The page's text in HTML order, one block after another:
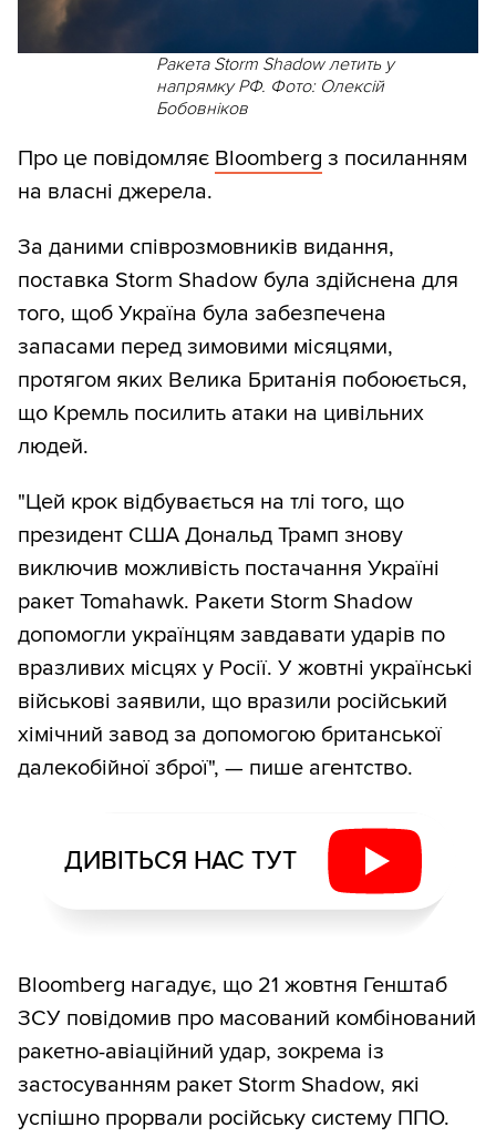
Ракета Storm Shadow летить у
напрямку РФ. Фото: Олексій
Бобовніков
Про це повідомляє Bloomberg з посиланням
на власні джерела.
За даними співрозмовників видання,
поставка Storm Shadow була здійснена для
того, щоб Україна була забезпечена
запасами перед зимовими місяцями,
протягом яких Велика Британія побоюється,
що Кремль посилить атаки на цивільних
людей.
"Цей крок відбувається на тлі того, що
президент США Дональд Трамп знову
виключив можливість постачання Україні
ракет Tomahawk. Ракети Storm Shadow
допомогли українцям завдавати ударів по
вразливих місцях у Росії. У жовтні українські
військові заявили, що вразили російський
хімічний завод за допомогою британської
далекобійної зброї", — пише агентство.
ДИВІТЬСЯ НАС ТУТ
Bloomberg нагадує, що 21 жовтня Генштаб
ЗСУ повідомив про масований комбінований
ракетно-авіаційний удар, зокрема із
застосуванням ракет Storm Shadow, які
успішно прорвали російську систему ППО.